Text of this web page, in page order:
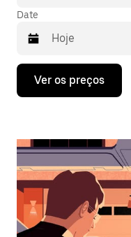
Date
Prima
tecla
interagir
o
calendário
selecionar
uma
Ver os preços